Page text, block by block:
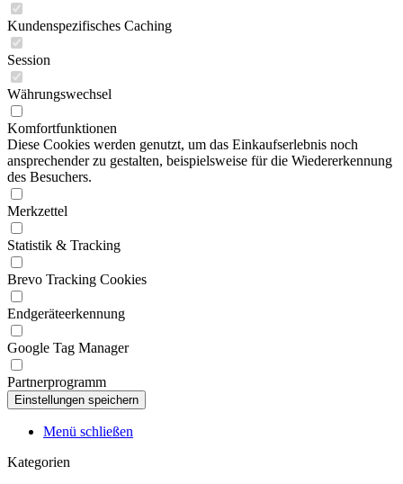
Kundenspezifisches Caching
Session
Währungswechsel
Komfortfunktionen
Diese Cookies werden genutzt, um das Einkaufserlebnis noch
ansprechender zu gestalten, beispielsweise für die Wiedererkennung
des Besuchers.
Merkzettel
Statistik & Tracking
Brevo Tracking Cookies
Endgeräteerkennung
Google Tag Manager
Partnerprogramm
Menü schließen
Kategorien